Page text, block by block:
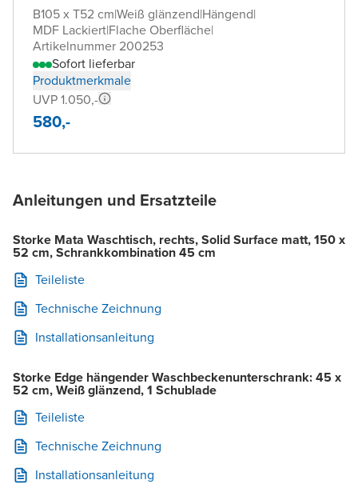
B105 x T52 cm|Weiß glänzend|Hängend|
MDF Lackiert|Flache Oberfläche|
Artikelnummer 200253
Sofort lieferbar
Produktmerkmale
UVP 1.050,-
580,-
Anleitungen und Ersatzteile
Storke Mata Waschtisch, rechts, Solid Surface matt, 150 x
52 cm, Schrankkombination 45 cm
Teileliste
Technische Zeichnung
Installationsanleitung
Storke Edge hängender Waschbeckenunterschrank: 45 x
52 cm, Weiß glänzend, 1 Schublade
Teileliste
Technische Zeichnung
Installationsanleitung